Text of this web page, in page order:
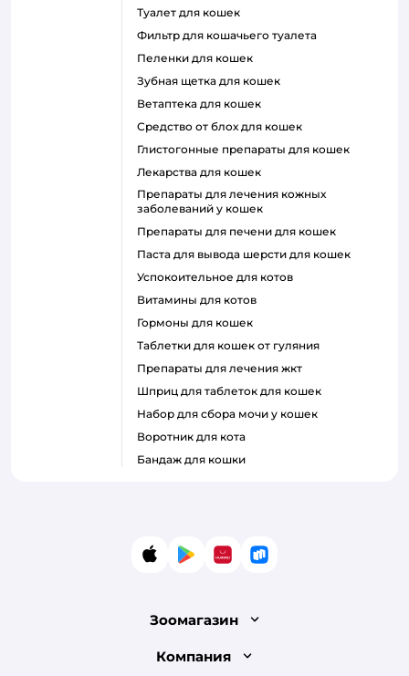
туалет для кошек
фильтр для кошачьего туалета
пеленки для кошек
зубная щетка для кошек
ветаптека для кошек
средство от блох для кошек
глистогонные препараты для кошек
лекарства для кошек
препараты для лечения кожных
заболеваний у кошек
препараты для печени для кошек
паста для вывода шерсти для кошек
успокоительное для котов
витамины для котов
гормоны для кошек
таблетки для кошек от гуляния
препараты для лечения жкт
шприц для таблеток для кошек
набор для сбора мочи у кошек
воротник для кота
бандаж для кошки
App StoreGoogle Play
AppGallery
RuStore
Зоомагазин
Лицензия
Компания